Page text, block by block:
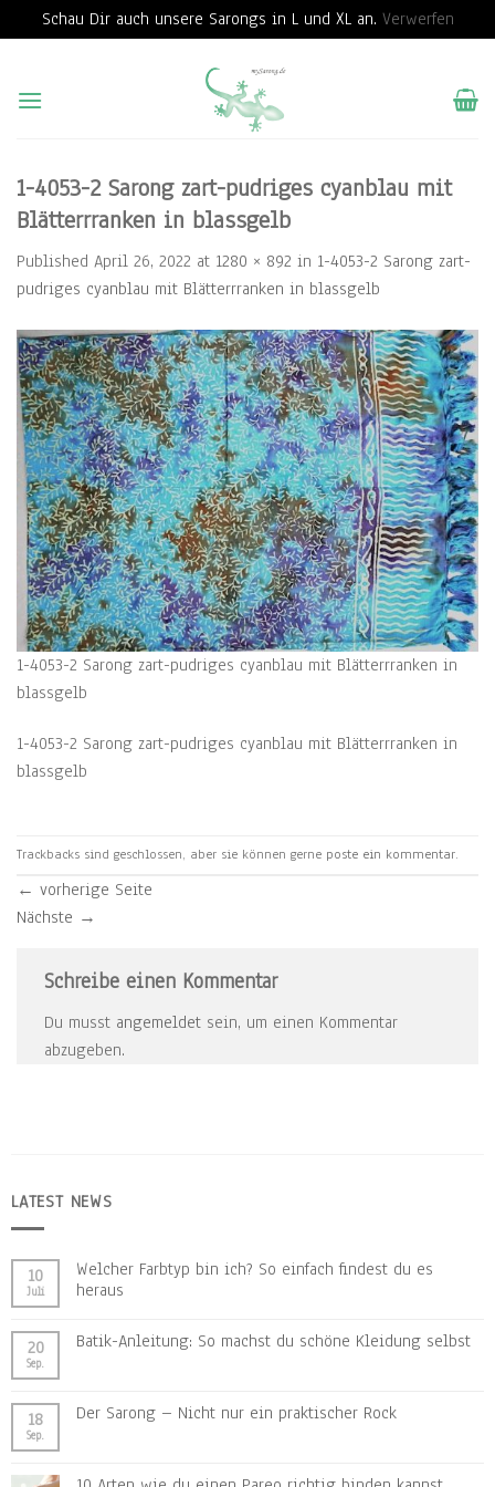
Schau Dir auch unsere Sarongs in L und XL an. Verwerfen
content
1-4053-2 Sarong zart-pudriges cyanblau mit
Blätterrranken in blassgelb
Published April 26, 2022 at 1280 × 892 in 1-4053-2 Sarong zart-
pudriges cyanblau mit Blätterrranken in blassgelb
1-4053-2 Sarong zart-pudriges cyanblau mit Blätterrranken in
blassgelb
1-4053-2 Sarong zart-pudriges cyanblau mit Blätterrranken in
blassgelb
Trackbacks sind geschlossen, aber sie können gerne poste ein kommentar.
← vorherige Seite
Nächste →
Schreibe einen Kommentar
Du musst angemeldet sein, um einen Kommentar
abzugeben.
LATEST NEWS
10
Juli
Welcher Farbtyp bin ich? So einfach findest du es
heraus
20
Sep.
Batik-Anleitung: So machst du schöne Kleidung selbst
18
Sep.
Der Sarong – Nicht nur ein praktischer Rock